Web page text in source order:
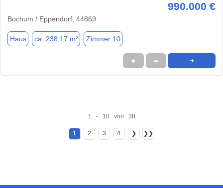
990.000 €
Bochum / Eppendorf, 44869
Haus ca. 238,17 m² Zimmer 10
★ ➦ ➜
1 - 10 von 38
1 2 3 4 ❯ ❯❯